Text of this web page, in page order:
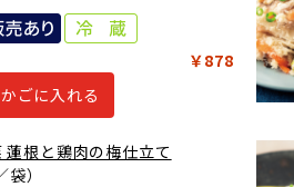
￥878
ごに入れる
蓮根と鶏肉の梅仕立て
袋）